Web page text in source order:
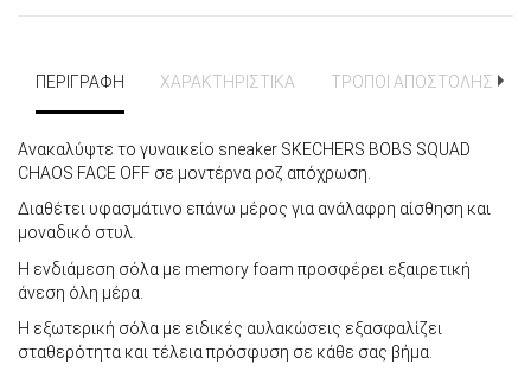
ΠΕΡΙΓΡΑΦΗ ΧΑΡΑΚΤΗΡΙΣΤΙΚΑ ΤΡΟΠΟΙ ΑΠΟΣΤΟΛΗΣ
Ανακαλύψτε το γυναικείο sneaker SKECHERS BOBS SQUAD
CHAOS FACE OFF σε μοντέρνα ροζ απόχρωση.
Διαθέτει υφασμάτινο επάνω μέρος για ανάλαφρη αίσθηση και
μοναδικό στυλ.
Η ενδιάμεση σόλα με memory foam προσφέρει εξαιρετική
άνεση όλη μέρα.
Η εξωτερική σόλα με ειδικές αυλακώσεις εξασφαλίζει
σταθερότητα και τέλεια πρόσφυση σε κάθε σας βήμα.